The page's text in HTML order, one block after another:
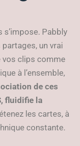
s’impose. Pabbly
un vrai
vos clips comme
à l’ensemble,
de ces
fluidifie la
les cartes, à
constante.